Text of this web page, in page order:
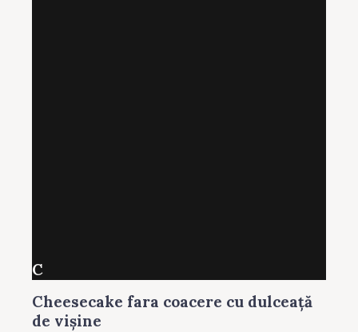
C
Cheesecake fara coacere cu dulceaţă
de vişine